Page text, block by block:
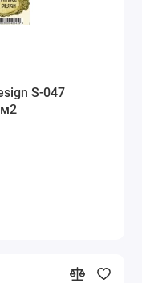
S-047